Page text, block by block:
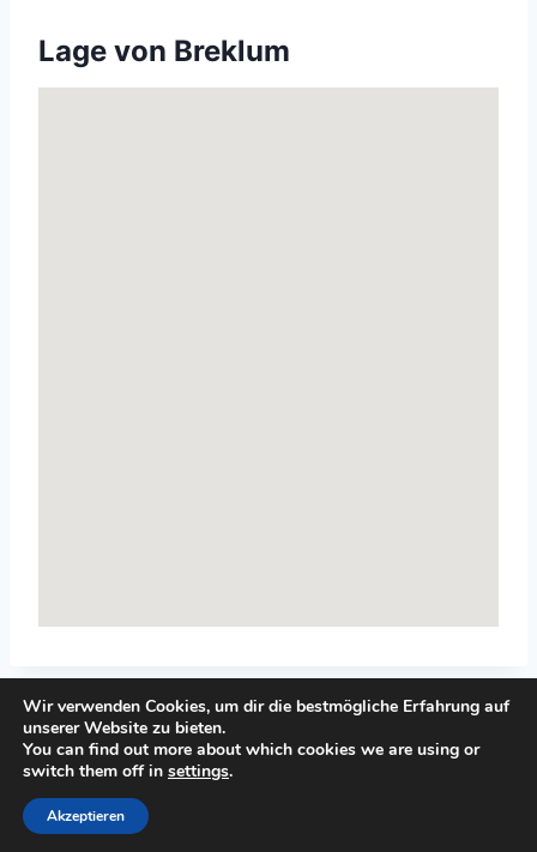
Lage von Breklum
© 2026 Top-Systemisches-Coaching.de
Wir verwenden Cookies, um dir die bestmögliche Erfahrung auf
unserer Website zu bieten.
You can find out more about which cookies we are using or
switch them off in settings.
Akzeptieren